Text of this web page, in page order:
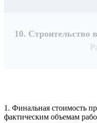
10. Строительство
1. Финальная стоимость
фактическим объемам